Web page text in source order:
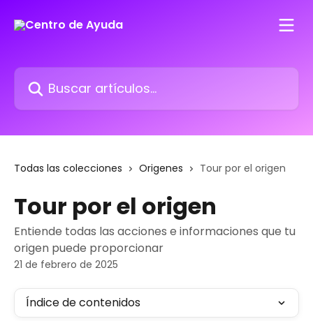
Buscar artículos...
Todas las colecciones Origenes Tour por el origen
Tour por el origen
Entiende todas las acciones e informaciones que tu
origen puede proporcionar
21 de febrero de 2025
Índice de contenidos